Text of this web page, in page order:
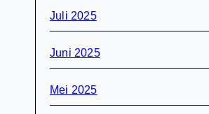
Juli 2025
Juni 2025
Mei 2025